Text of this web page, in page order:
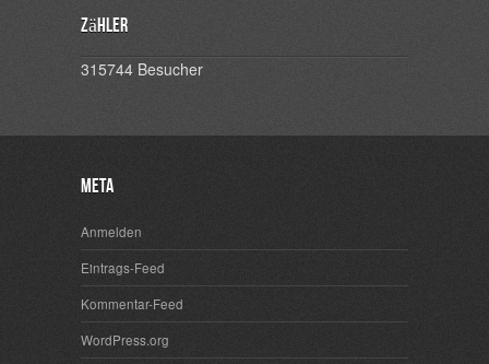
Zähler
315744 Besucher
Meta
Anmelden
Eintrags-Feed
Kommentar-Feed
WordPress.org